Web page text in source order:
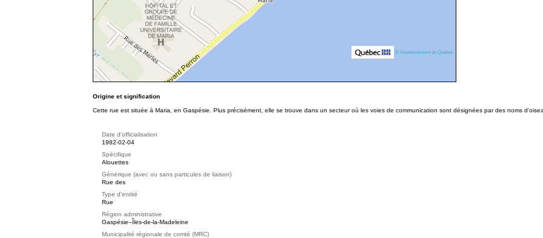
© Gouvernement du Québec
Origine et signification
Cette rue est située à Maria, en Gaspésie. Plus précisément, elle se trouve dans un secteur où les voies de communication sont désignées par des noms
Date d'officialisation
1982-02-04
Spécifique
Alouettes
Générique (avec ou sans particules de liaison)
Rue des
Type d'entité
Rue
Région administrative
Gaspésie–Îles-de-la-Madeleine
Municipalité régionale de comté (MRC)